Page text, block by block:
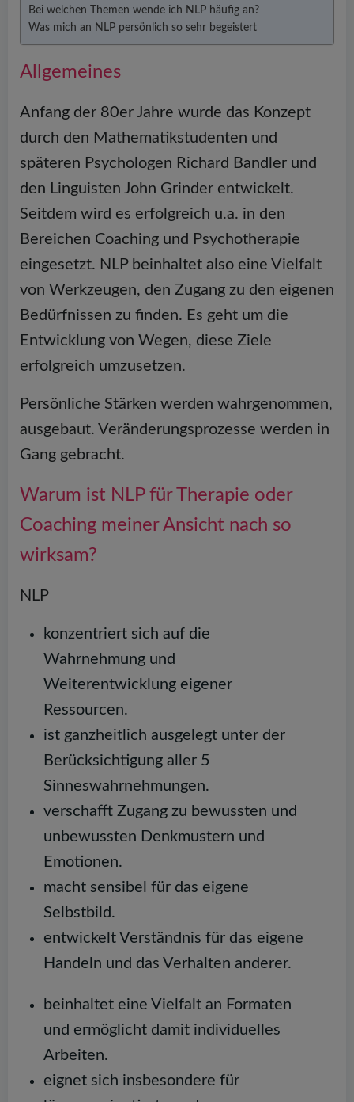
Bei welchen Themen wende ich NLP häufig an?
Was mich an NLP persönlich so sehr begeistert
Allgemeines
Anfang der 80er Jahre wurde das Konzept
durch den Mathematikstudenten und
späteren Psychologen Richard Bandler und
den Linguisten John Grinder entwickelt.
Seitdem wird es erfolgreich u.a. in den
Bereichen Coaching und Psychotherapie
eingesetzt. NLP beinhaltet also eine Vielfalt
von Werkzeugen, den Zugang zu den eigenen
Bedürfnissen zu finden. Es geht um die
Entwicklung von Wegen, diese Ziele
erfolgreich umzusetzen.
Persönliche Stärken werden wahrgenommen,
ausgebaut. Veränderungsprozesse werden in
Gang gebracht.
Warum ist NLP für Therapie oder
Coaching meiner Ansicht nach so
wirksam?
NLP
konzentriert sich auf die
Wahrnehmung und
Weiterentwicklung eigener
Ressourcen.
ist ganzheitlich ausgelegt unter der
Berücksichtigung aller 5
Sinneswahrnehmungen.
verschafft Zugang zu bewussten und
unbewussten Denkmustern und
Emotionen.
macht sensibel für das eigene
Selbstbild.
entwickelt Verständnis für das eigene
Handeln und das Verhalten anderer.
beinhaltet eine Vielfalt an Formaten
und ermöglicht damit individuelles
Arbeiten.
eignet sich insbesondere für